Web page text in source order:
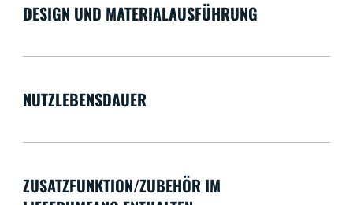
DESIGN UND MATERIALAUSFÜHRUNG
NUTZLEBENSDAUER
ZUSATZFUNKTION/ZUBEHÖR IM